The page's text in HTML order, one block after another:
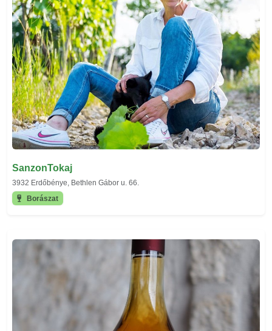
SanzonTokaj
3932 Erdőbénye, Bethlen Gábor u. 66.
Borászat